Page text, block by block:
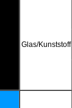
Glas/Kunststoff